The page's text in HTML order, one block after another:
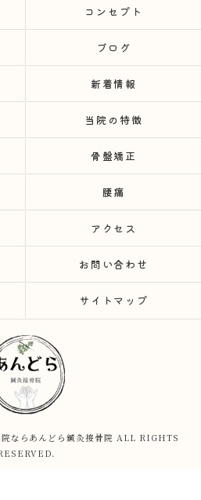
コンセプト
ブログ
新着情報
当院の特徴
骨盤矯正
腰痛
アクセス
お問い合わせ
サイトマップ
ならあんどら鍼灸接骨院 ALL RIGHTS